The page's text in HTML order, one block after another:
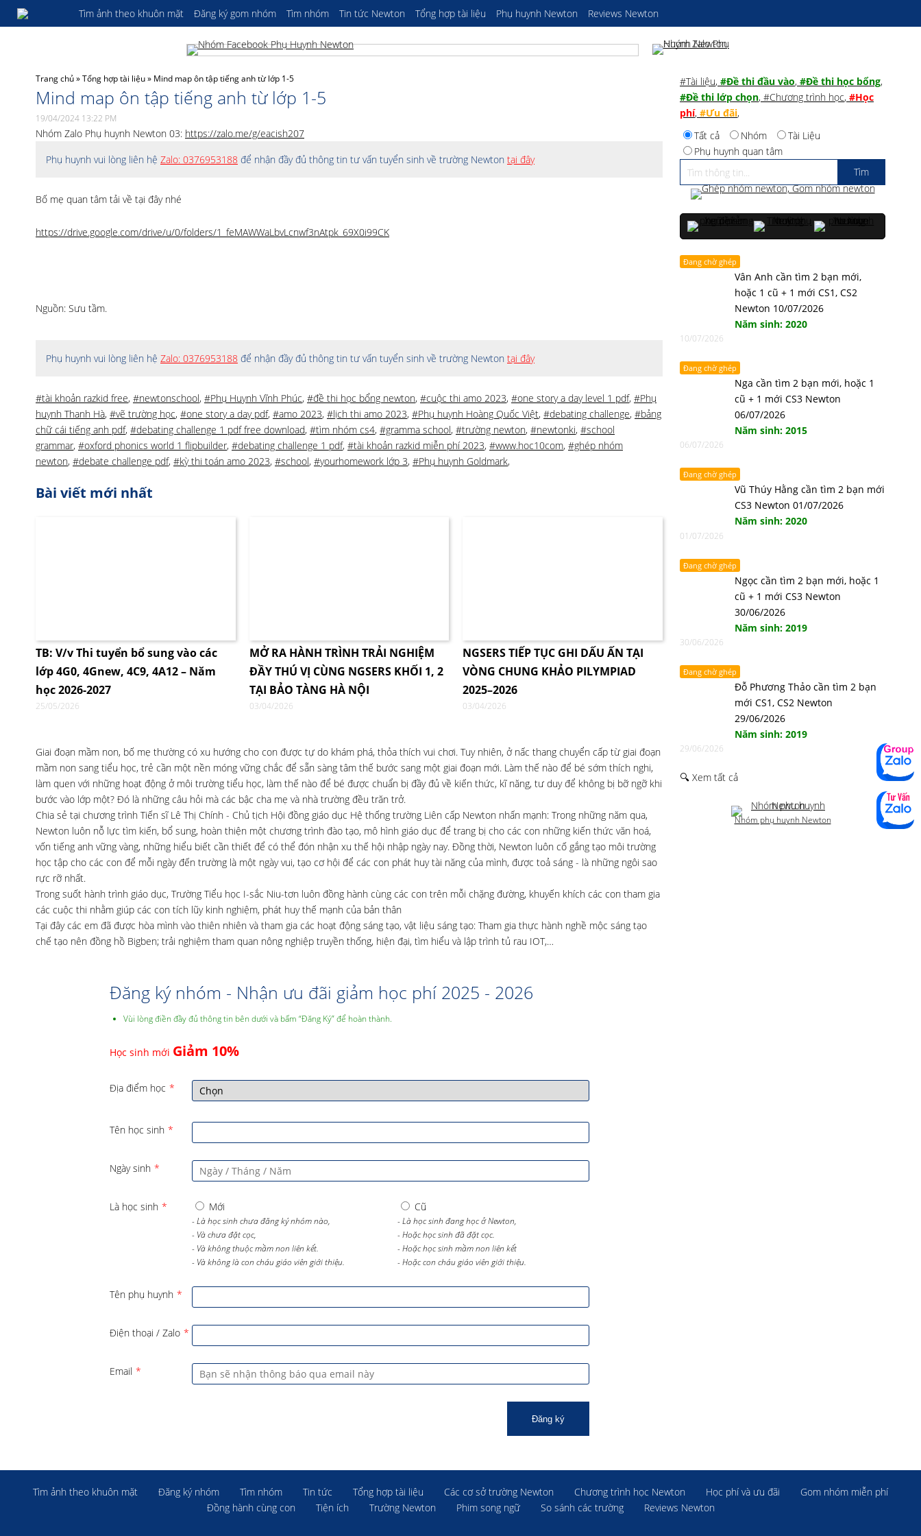
Tìm ảnh theo khuôn mặt Đăng ký gom nhóm Tìm nhóm Tin tức Newton Tổng hợp tài liệu Phụ huynh Newton Reviews Newton
Trang chủ»Tổng hợp tài liệu» Mind map ôn tập tiếng anh từ lớp 1-5
Mind map ôn tập tiếng anh từ lớp 1-5
19/04/2024 13:22 PM
Nhóm Zalo Phụ huynh Newton 03: https://zalo.me/g/eacish207
Phụ huynh vui lòng liên hệ Zalo: 0376953188 để nhận đầy đủ thông tin tư vấn tuyển sinh về trường Newton tại đây
Bố mẹ quan tâm tải về tại đây nhé
https://drive.google.com/drive/u/0/folders/1_feMAWWaLbvLcnwf3nAtpk_69X0i99CK
Nguồn: Sưu tầm.
Phụ huynh vui lòng liên hệ Zalo: 0376953188 để nhận đầy đủ thông tin tư vấn tuyển sinh về trường Newton tại đây
#tài khoản razkid free, #newtonschool, #Phụ Huynh Vĩnh Phúc, #đề thi học bổng newton, #cuộc thi amo 2023, #one story a day level 1 pdf, #Phụ
huynh Thanh Hà, #vẽ trường học, #one story a day pdf, #amo 2023, #lịch thi amo 2023, #Phụ huynh Hoàng Quốc Việt, #debating challenge, #bảng
chữ cái tiếng anh pdf, #debating challenge 1 pdf free download, #tìm nhóm cs4, #gramma school, #trường newton, #newtonki, #school
grammar, #oxford phonics world 1 flipbuilder, #debating challenge 1 pdf, #tài khoản razkid miễn phí 2023, #www.hoc10com, #ghép nhóm
newton, #debate challenge pdf, #kỳ thi toán amo 2023, #school, #yourhomework lớp 3, #Phụ huynh Goldmark,
Bài viết mới nhất
TB: V/v Thi tuyển bổ sung vào các
lớp 4G0, 4Gnew, 4C9, 4A12 – Năm
học 2026-2027
25/05/2026
MỞ RA HÀNH TRÌNH TRẢI NGHIỆM
ĐẦY THÚ VỊ CÙNG NGSERS KHỐI 1, 2
TẠI BẢO TÀNG HÀ NỘI
03/04/2026
NGSERS TIẾP TỤC GHI DẤU ẤN TẠI
VÒNG CHUNG KHẢO PILYMPIAD
2025–2026
03/04/2026
Giai đoạn mầm non, bố mẹ thường có xu hướng cho con được tự do khám phá, thỏa thích vui chơi. Tuy nhiên, ở nấc thang chuyển cấp từ giai đoạn
mầm non sang tiểu học, trẻ cần một nền móng vững chắc để sẵn sàng tâm thế bước sang một giai đoạn mới. Làm thế nào để bé sớm thích nghi,
làm quen với những hoạt động ở môi trường tiểu học, làm thế nào để bé được chuẩn bị đầy đủ về kiến thức, kĩ năng, tư duy để không bị bỡ ngỡ khi
bước vào lớp một? Đó là những câu hỏi mà các bậc cha mẹ và nhà trường đều trăn trở.
Chia sẻ tại chương trình Tiến sĩ Lê Thị Chính - Chủ tịch Hội đồng giáo dục Hệ thống trường Liên cấp Newton nhấn mạnh: Trong những năm qua,
Newton luôn nỗ lực tìm kiến, bổ sung, hoàn thiện một chương trình đào tạo, mô hình giáo dục để trang bị cho các con những kiến thức văn hoá,
vốn tiếng anh vững vàng, những hiểu biết cần thiết để có thể đón nhận xu thế hội nhập ngày nay. Đồng thời, Newton luôn cố gắng tạo môi trường
học tập cho các con để mỗi ngày đến trường là một ngày vui, tạo cơ hội để các con phát huy tài năng của mình, được toả sáng - là những ngôi sao
rực rỡ nhất.
Trong suốt hành trình giáo dục, Trường Tiểu học I-sắc Niu-tơn luôn đồng hành cùng các con trên mỗi chặng đường, khuyến khích các con tham gia
các cuộc thi nhằm giúp các con tích lũy kinh nghiệm, phát huy thế mạnh của bản thân
Tại đây các em đã được hòa mình vào thiên nhiên và tham gia các hoạt động sáng tạo, vật liệu sáng tạo: Tham gia thực hành nghề mộc sáng tạo
chế tạo nên đồng hồ Bigben; trải nghiệm tham quan nông nghiệp truyền thống, hiện đại, tìm hiểu và lập trình tủ rau IOT,…
Đăng ký nhóm - Nhận ưu đãi giảm học phí 2025 - 2026
Vùi lòng điền đầy đủ thông tin bên dưới và bấm “Đăng Ký” để hoàn thành.
Học sinh mới Giảm 10%
Địa điểm học *
Tên học sinh *
Ngày sinh *
Là học sinh * Mới
- Là học sinh chưa đăng ký nhóm nào,
- Và chưa đặt cọc,
- Và không thuộc mầm non liên kết.
- Và không là con cháu giáo viên giới thiệu.
Cũ
- Là học sinh đang học ở Newton,
- Hoặc học sinh đã đặt cọc.
- Hoặc học sinh mầm non liên kết
- Hoặc con cháu giáo viên giới thiệu.
Tên phụ huynh *
Điện thoại / Zalo *
Email *
Đăng ký
#Tài liệu, #Đề thi đầu vào, #Đề thi học bổng,
#Đề thi lớp chọn, #Chương trình học, #Học
phí, #Ưu đãi,
Tất cả
Nhóm
Tài Liệu
Phụ huynh quan tâm
Đang chờ ghép
Vân Anh cần tìm 2 bạn mới,
hoặc 1 cũ + 1 mới CS1, CS2
Newton 10/07/2026
Năm sinh: 2020
10/07/2026
Đang chờ ghép
Nga cần tìm 2 bạn mới, hoặc 1
cũ + 1 mới CS3 Newton
06/07/2026
Năm sinh: 2015
06/07/2026
Đang chờ ghép
Vũ Thúy Hằng cần tìm 2 bạn mới
CS3 Newton 01/07/2026
Năm sinh: 2020
01/07/2026
Đang chờ ghép
Ngọc cần tìm 2 bạn mới, hoặc 1
cũ + 1 mới CS3 Newton
30/06/2026
Năm sinh: 2019
30/06/2026
Đang chờ ghép
Đỗ Phương Thảo cần tìm 2 bạn
mới CS1, CS2 Newton
29/06/2026
Năm sinh: 2019
29/06/2026
🔍 Xem tất cả
Nhóm phụ huynh Newton
Tìm ảnh theo khuôn mặt Đăng ký nhóm Tìm nhóm Tin tức Tổng hợp tài liệu Các cơ sở trường Newton Chương trình học Newton Học phí và ưu đãi
Gom nhóm miễn phí
Đồng hành cùng con
Tiện ích Trường Newton Phim song ngữ So sánh các trường Reviews Newton